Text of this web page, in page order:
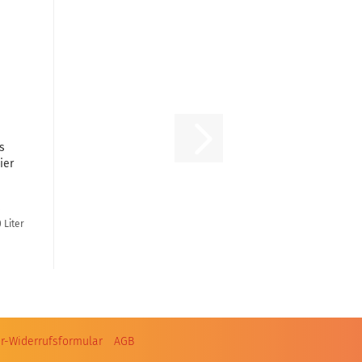
Liter
Widerrufsformular
AGB